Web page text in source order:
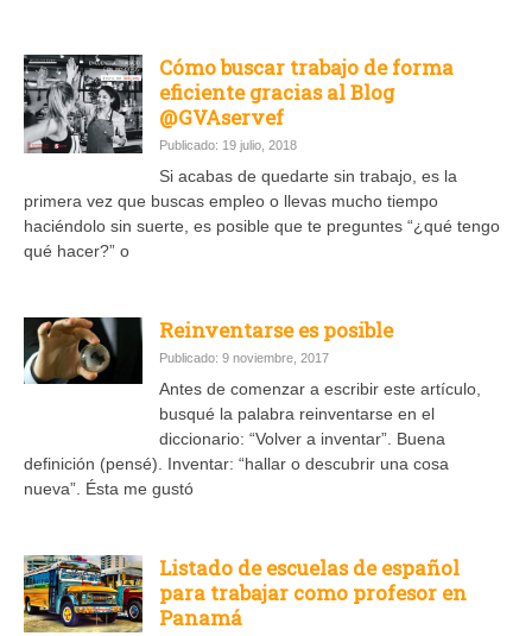
Cómo buscar trabajo de forma
eficiente gracias al Blog
@GVAservef
Publicado: 19 julio, 2018
Si acabas de quedarte sin trabajo, es la
primera vez que buscas empleo o llevas mucho tiempo
haciéndolo sin suerte, es posible que te preguntes “¿qué tengo
qué hacer?” o
Reinventarse es posible
Publicado: 9 noviembre, 2017
Antes de comenzar a escribir este artículo,
busqué la palabra reinventarse en el
diccionario: “Volver a inventar”. Buena
definición (pensé). Inventar: “hallar o descubrir una cosa
nueva”. Ésta me gustó
Listado de escuelas de español
para trabajar como profesor en
Panamá